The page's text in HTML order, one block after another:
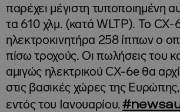
παρέχει μέγιστη τυποποιημένη
τα 610 χλμ. (κατά WLTP). Το CX-
ηλεκτροκινητήρα 258 ίππων ο
πίσω τροχούς. Οι πωλήσεις του
αμιγώς ηλεκτρικού CX-6e θα
στις βασικές χώρες της
εντός του Ιανουαρίου.